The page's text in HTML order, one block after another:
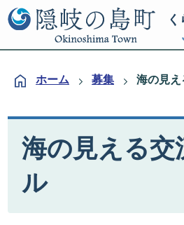
く
ホーム 募集 海の見え
海の見える交
ル